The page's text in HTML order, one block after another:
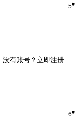
5#
没有账号？ 立即注册
6#